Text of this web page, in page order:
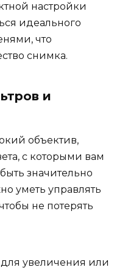
настройки
идеального
что
снимка.
и
объектив,
с которыми вам
значительно
уметь управлять
не потерять
увеличения или